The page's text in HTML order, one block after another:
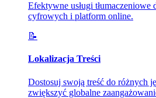
Efektywne usługi tłumaczeniowe
cyfrowych i platform online.
📝
Lokalizacja Treści
Dostosuj swoją treść do różnych
zwiększyć globalne